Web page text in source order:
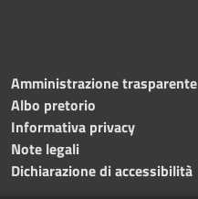
Amministrazione trasparente
Albo pretorio
Informativa privacy
Note legali
Dichiarazione di accessibilità